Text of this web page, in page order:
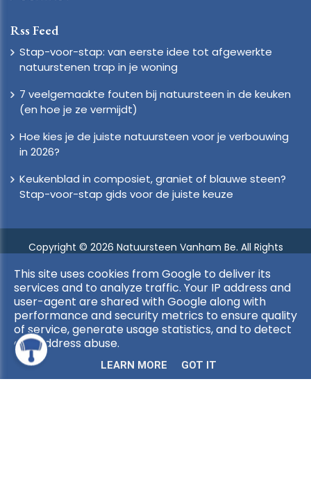
Rss Feed
Stap-voor-stap: van eerste idee tot afgewerkte
natuurstenen trap in je woning
7 veelgemaakte fouten bij natuursteen in de keuken
(en hoe je ze vermijdt)
Hoe kies je de juiste natuursteen voor je verbouwing
in 2026?
Keukenblad in composiet, graniet of blauwe steen?
Stap-voor-stap gids voor de juiste keuze
Copyright © 2026 Natuursteen Vanham Be. All Rights
Privacy & Cookies|Algemene Voorwaarden|UP-TO-DATE
WebDesign
This site uses cookies from Google to deliver its
services and to analyze traffic. Your IP address and
user-agent are shared with Google along with
performance and security metrics to ensure quality
of service, generate usage statistics, and to detect
and address abuse.
LEARN MORE GOT IT